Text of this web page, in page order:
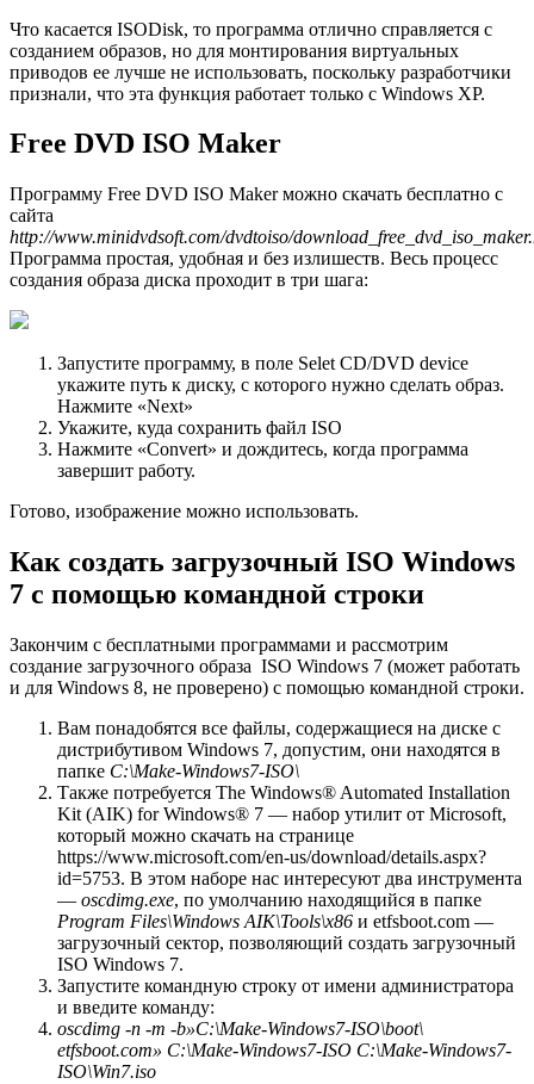
Что касается ISODisk, то программа отлично справляется с
созданием образов, но для монтирования виртуальных
приводов ее лучше не использовать, поскольку разработчики
признали, что эта функция работает только с Windows XP.
Free DVD ISO Maker
Программу Free DVD ISO Maker можно скачать бесплатно с
сайта
http://www.minidvdsoft.com/dvdtoiso/
Программа простая, удобная и без излишеств. Весь процесс
создания образа диска проходит в три шага:
Запустите программу, в поле Selet CD/DVD device
укажите путь к диску, с которого нужно сделать образ.
Нажмите «Next»
Укажите, куда сохранить файл ISO
Нажмите «Convert» и дождитесь, когда программа
завершит работу.
Готово, изображение можно использовать.
Как создать загрузочный ISO Windows
7 с помощью командной строки
Закончим с бесплатными программами и рассмотрим
создание загрузочного образа ISO Windows 7 (может работать
и для Windows 8, не проверено) с помощью командной строки.
Вам понадобятся все файлы, содержащиеся на диске с
дистрибутивом Windows 7, допустим, они находятся в
папке C:\Make-Windows7-ISO\
Также потребуется The Windows® Automated Installation
Kit (AIK) for Windows® 7 — набор утилит от Microsoft,
который можно скачать на странице
https://www.microsoft.com/en-us/download/details.aspx?
id=5753. В этом наборе нас интересуют два инструмента
— oscdimg.exe, по умолчанию находящийся в папке
Program Files\Windows AIK\Tools\x86 и etfsboot.com —
загрузочный сектор, позволяющий создать загрузочный
ISO Windows 7.
Запустите командную строку от имени администратора
и введите команду:
oscdimg -n -m -b»C:\Make-Windows7-ISO\boot\
etfsboot.com» C:\Make-Windows7-ISO C:\Make-Windows7-
ISO\Win7.iso